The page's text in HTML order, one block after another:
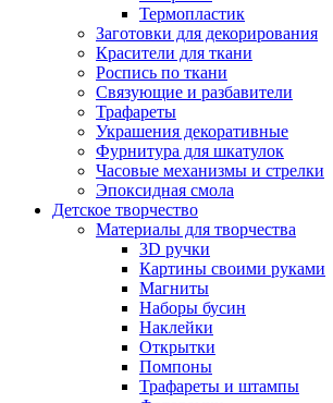
Термопластик
Заготовки для декорирования
Красители для ткани
Роспись по ткани
Связующие и разбавители
Трафареты
Украшения декоративные
Фурнитура для шкатулок
Часовые механизмы и стрелки
Эпоксидная смола
Детское творчество
Материалы для творчества
3D ручки
Картины своими руками
Магниты
Наборы бусин
Наклейки
Открытки
Помпоны
Трафареты и штампы